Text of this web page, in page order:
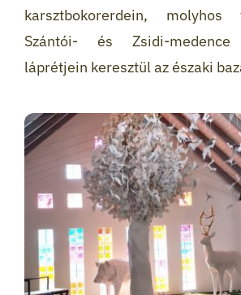
karsztbokorerdein,
Szántói- és Zsidi-
láprétjein keresztül az északi